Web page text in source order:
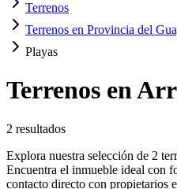
Terrenos
Terrenos en Provincia del
Playas
Terrenos en
2 resultados
Explora nuestra selección de 2
Encuentra el inmueble ideal con
contacto directo con propietarios